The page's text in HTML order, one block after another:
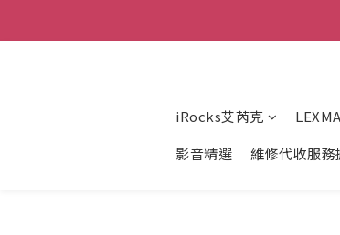
iRocks艾芮克
影音精選
維修代收服務